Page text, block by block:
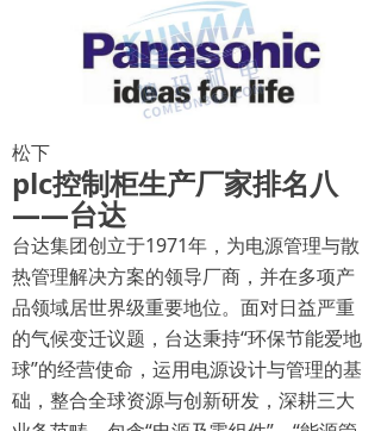
松下
plc控制柜生产厂家排名八
——台达
台达集团创立于1971年，为电源管理与散
热管理解决方案的领导厂商，并在多项产
品领域居世界级重要地位。面对日益严重
的气候变迁议题，台达秉持“环保节能爱地
球”的经营使命，运用电源设计与管理的基
础，整合全球资源与创新研发，深耕三大